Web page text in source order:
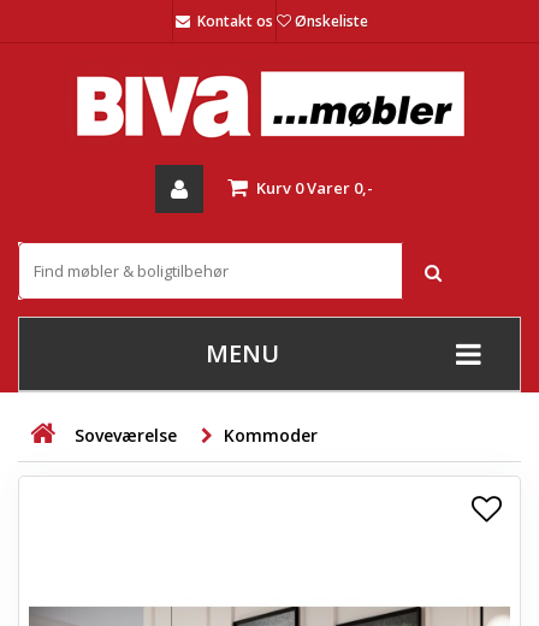
Kontakt os Ønskeliste
Kurv 0Varer 0,-
MENU
+
STUE
+
+
BØRNEMØBLER
Soveværelse Kommoder